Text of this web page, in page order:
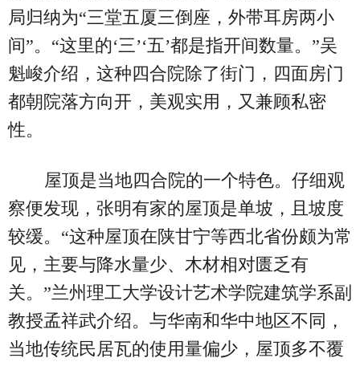
局归纳为“三堂五厦三倒座，外带耳房两小
间”。“这里的‘三’‘五’都是指开间数量。”吴
魁峻介绍，这种四合院除了街门，四面房门
都朝院落方向开，美观实用，又兼顾私密
性。
屋顶是当地四合院的一个特色。仔细观
察便发现，张明有家的屋顶是单坡，且坡度
较缓。“这种屋顶在陕甘宁等西北省份颇为常
见，主要与降水量少、木材相对匮乏有
关。”兰州理工大学设计艺术学院建筑学系副
教授孟祥武介绍。与华南和华中地区不同，
当地传统民居瓦的使用量偏少，屋顶多不覆